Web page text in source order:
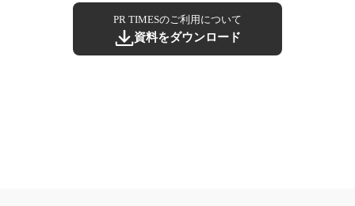
PR TIMESのご利用について
資料をダウンロード